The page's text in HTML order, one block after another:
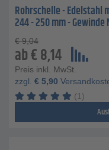
Rohrschelle - Edelstahl
244 - 250 mm -
€ 9,04
ab€8,14
Preis inkl. MwSt.
zzgl. € 5,90
(1)